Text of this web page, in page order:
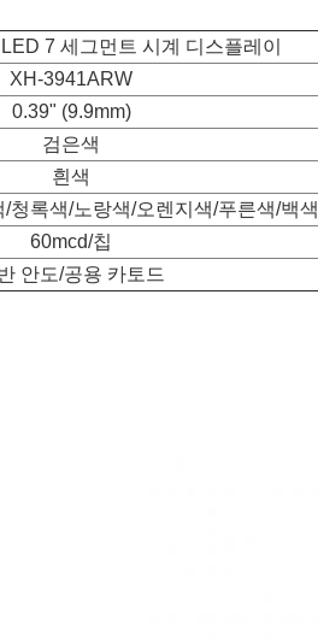
7 세그먼트 시계 디스플레이
XH-3941ARW
0.39" (9.9mm)
검은색
흰색
청록색/노랑색/오렌지색/푸른색/백색
60mcd/칩
안도/공용 카토드